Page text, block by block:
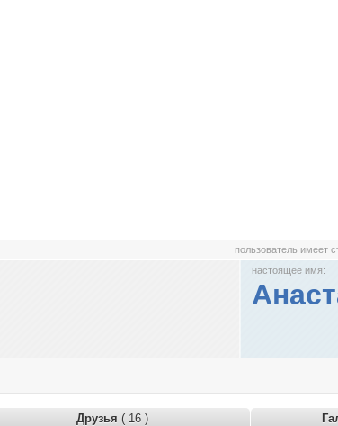
пользователь имеет
настоящее имя:
Друзья ( 16 )